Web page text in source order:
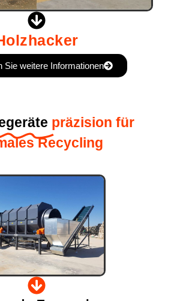
Sie weitere Informationen
präzision für
Recycling